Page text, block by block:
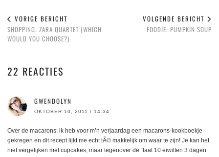
VORIGE BERICHT
SHOPPING: ZARA QUARTET (WHICH
WOULD YOU CHOOSE?)
VOLGENDE BERICHT
FOODIE: PUMPKIN SOUP
22 REACTIES
GWENDOLYN
OKTOBER 10, 2011 / 14:34
Over de macarons: ik heb voor m’n verjaardag een macarons-kookboekje
gekregen en dit recept lijkt me echt tÃ© makkelijk om waar te zijn! Je kan het
niet vergelijken met cupcakes, maar tegenover de “laat 10 eiwitten 3 dagen